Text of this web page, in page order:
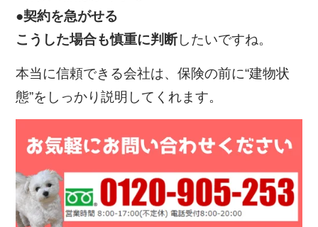
●契約を急がせる
こうした場合も慎重に判断したいですね。
本当に信頼できる会社は、保険の前に“建物状
態”をしっかり説明してくれます。